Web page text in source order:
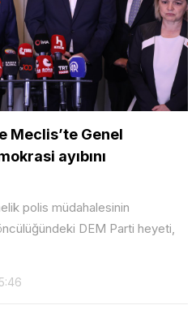
Meclis’te Genel
ayıbını
polis müdahalesinin
DEM Parti heyeti,